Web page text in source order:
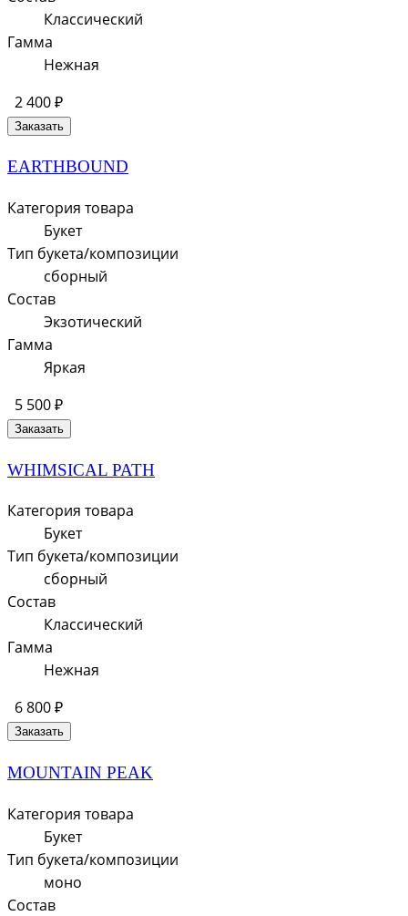
Классический
Гамма
Нежная
2 400 ₽
Заказать
EARTHBOUND
Категория товара
Букет
Тип букета/композиции
сборный
Состав
Экзотический
Гамма
Яркая
5 500 ₽
Заказать
WHIMSICAL PATH
Категория товара
Букет
Тип букета/композиции
сборный
Состав
Классический
Гамма
Нежная
6 800 ₽
Заказать
MOUNTAIN PEAK
Категория товара
Букет
Тип букета/композиции
моно
Состав